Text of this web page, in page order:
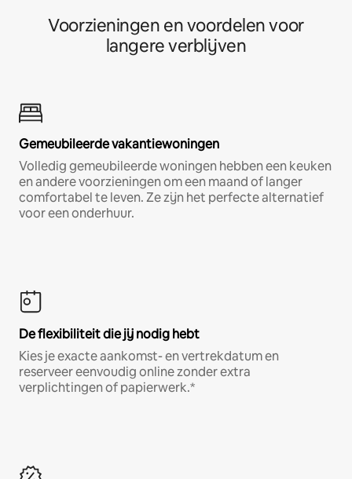
Voorzieningen en voordelen voor
langere verblijven
Gemeubileerde vakantiewoningen
Volledig gemeubileerde woningen hebben een keuken
en andere voorzieningen om een maand of langer
comfortabel te leven. Ze zijn het perfecte alternatief
voor een onderhuur.
De flexibiliteit die jij nodig hebt
Kies je exacte aankomst- en vertrekdatum en
reserveer eenvoudig online zonder extra
verplichtingen of papierwerk.*